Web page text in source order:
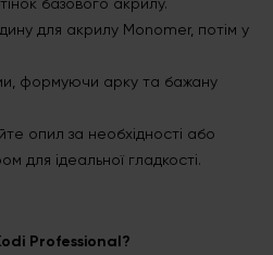
для акрилу Monomer, потім у
формуючи арку та бажану
опил за необхідності або
для ідеальної гладкості.
Professional?